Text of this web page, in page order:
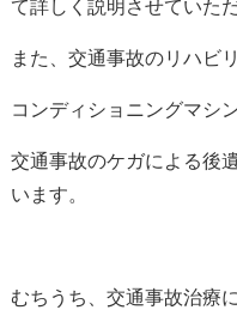
て詳しく説明させていた
また、交通事故のリハビ
コンディショニングマシ
交通事故のケガによる後
います。
むちうち、交通事故治療